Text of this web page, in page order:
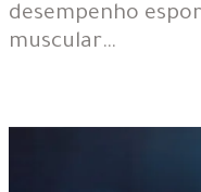
desempenho
muscular…